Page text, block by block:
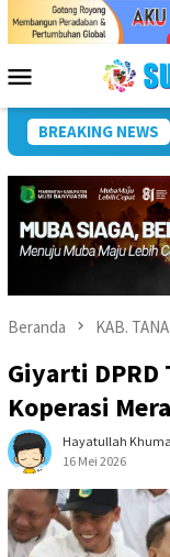
Menu
Mobile
BREAKING NEWS
Pentingnya
Beranda KAB.
Giyarti DPRD
Koperasi
Hayatullah
16 Mei 2026